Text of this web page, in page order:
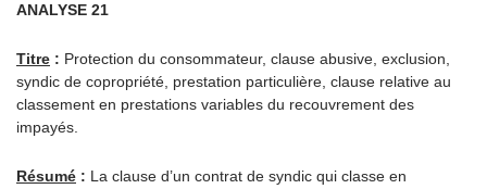
ANALYSE 21
Titre : Protection du consommateur, clause abusive, exclusion,
syndic de copropriété, prestation particulière, clause relative au
classement en prestations variables du recouvrement des
impayés.
Résumé : La clause d’un contrat de syndic qui classe en